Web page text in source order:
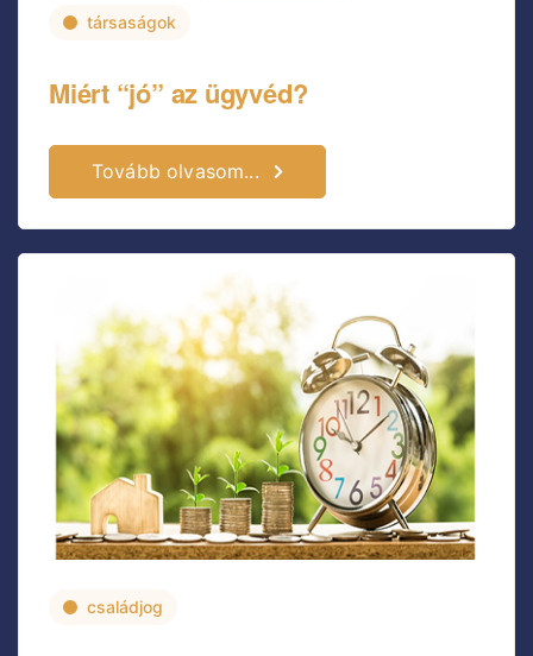
társaságok
Miért “jó” az ügyvéd?
Tovább olvasom...
családjog